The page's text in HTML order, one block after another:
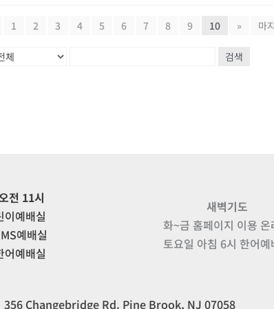
1 2 3 4 5 6 7 8 9 10 » 마
검색
전 11시
이예배실
예배실
어예배실
새벽기도
화~금 홈페이지 이용 온
토요일 아침 6시 한어예
356 Changebridge Rd. Pine Brook, NJ 07058